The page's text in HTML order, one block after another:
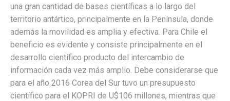
una gran cantidad de bases científicas a lo largo del
territorio antártico, principalmente en la Península, donde
además la movilidad es amplia y efectiva. Para Chile el
beneficio es evidente y consiste principalmente en el
desarrollo científico producto del intercambio de
información cada vez más amplio. Debe considerarse que
para el año 2016 Corea del Sur tuvo un presupuesto
científico para el KOPRI de U$106 millones, mientras que